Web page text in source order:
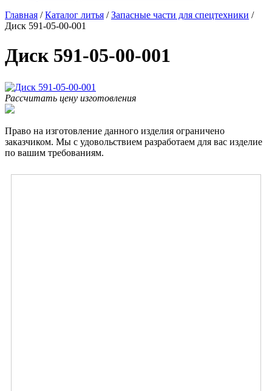
Главная /Каталог литья /Запасные части для спецтехники /
Диск 591-05-00-001
Диск 591-05-00-001
Рассчитать цену изготовления
Право на изготовление данного изделия ограничено
заказчиком. Мы с удовольствием разработаем для вас изделие
по вашим требованиям.